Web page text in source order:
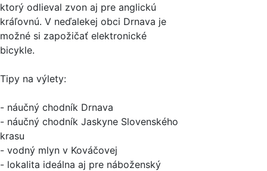
ktorý odlieval zvon aj pre anglickú
kráľovnú. V neďalekej obci Drnava je
možné si zapožičať elektronické
bicykle.
Tipy na výlety:
- náučný chodník Drnava
- náučný chodník Jaskyne Slovenského
krasu
- vodný mlyn v Kováčovej
- lokalita ideálna aj pre náboženský